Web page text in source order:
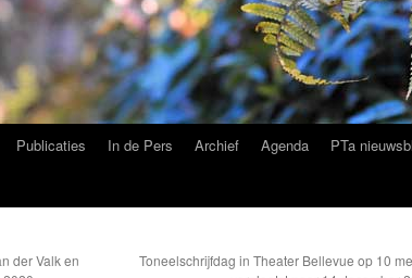
Publicaties In de Pers Archief Agenda PTa
der Valk en
Toneelschrijfdag in Theater Bellevue op 10